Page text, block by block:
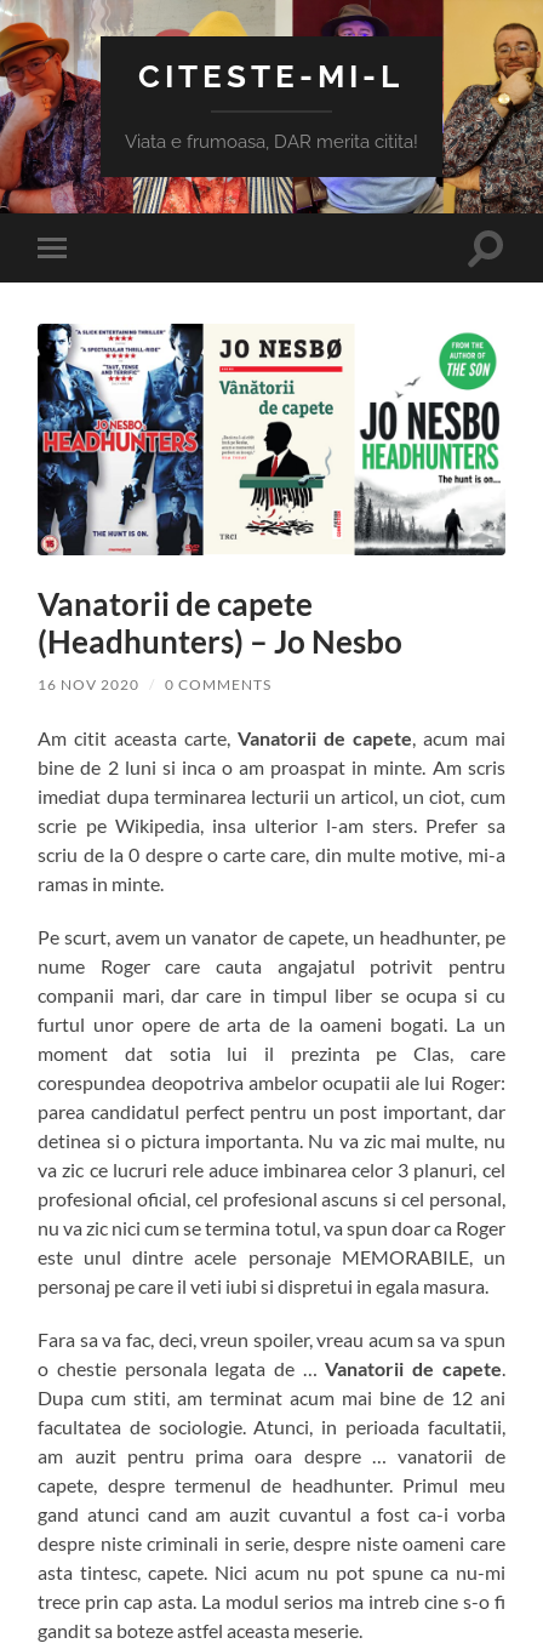
CITESTE-MI-L
Viata e frumoasa, DAR merita citita!
Toggle
mobile
Toggle
Vanatorii de capete
(Headhunters) – Jo Nesbo
16 NOV 2020 / 0 COMMENTS
Am citit aceasta carte, Vanatorii de capete, acum mai
bine de 2 luni si inca o am proaspat in minte. Am scris
imediat dupa terminarea lecturii un articol, un ciot, cum
scrie pe Wikipedia, insa ulterior l-am sters. Prefer sa
scriu de la 0 despre o carte care, din multe motive, mi-a
ramas in minte.
Pe scurt, avem un vanator de capete, un headhunter, pe
nume Roger care cauta angajatul potrivit pentru
companii mari, dar care in timpul liber se ocupa si cu
furtul unor opere de arta de la oameni bogati. La un
moment dat sotia lui il prezinta pe Clas, care
corespundea deopotriva ambelor ocupatii ale lui Roger:
parea candidatul perfect pentru un post important, dar
detinea si o pictura importanta. Nu va zic mai multe, nu
va zic ce lucruri rele aduce imbinarea celor 3 planuri, cel
profesional oficial, cel profesional ascuns si cel personal,
nu va zic nici cum se termina totul, va spun doar ca Roger
este unul dintre acele personaje MEMORABILE, un
personaj pe care il veti iubi si dispretui in egala masura.
Fara sa va fac, deci, vreun spoiler, vreau acum sa va spun
o chestie personala legata de …Vanatorii de capete.
Dupa cum stiti, am terminat acum mai bine de 12 ani
facultatea de sociologie. Atunci, in perioada facultatii,
am auzit pentru prima oara despre … vanatorii de
capete, despre termenul de headhunter. Primul meu
gand atunci cand am auzit cuvantul a fost ca-i vorba
despre niste criminali in serie, despre niste oameni care
asta tintesc, capete. Nici acum nu pot spune ca nu-mi
trece prin cap asta. La modul serios ma intreb cine s-o fi
gandit sa boteze astfel aceasta meserie.